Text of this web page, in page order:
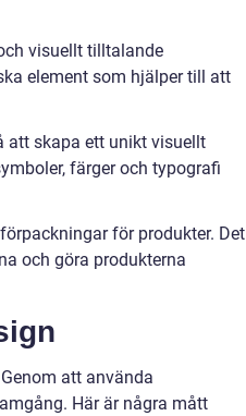
visuellt tilltalande
element som hjälper till att
att skapa ett unikt visuellt
färger och typografi
för produkter. Det
och göra produkterna
att använda
Här är några mått